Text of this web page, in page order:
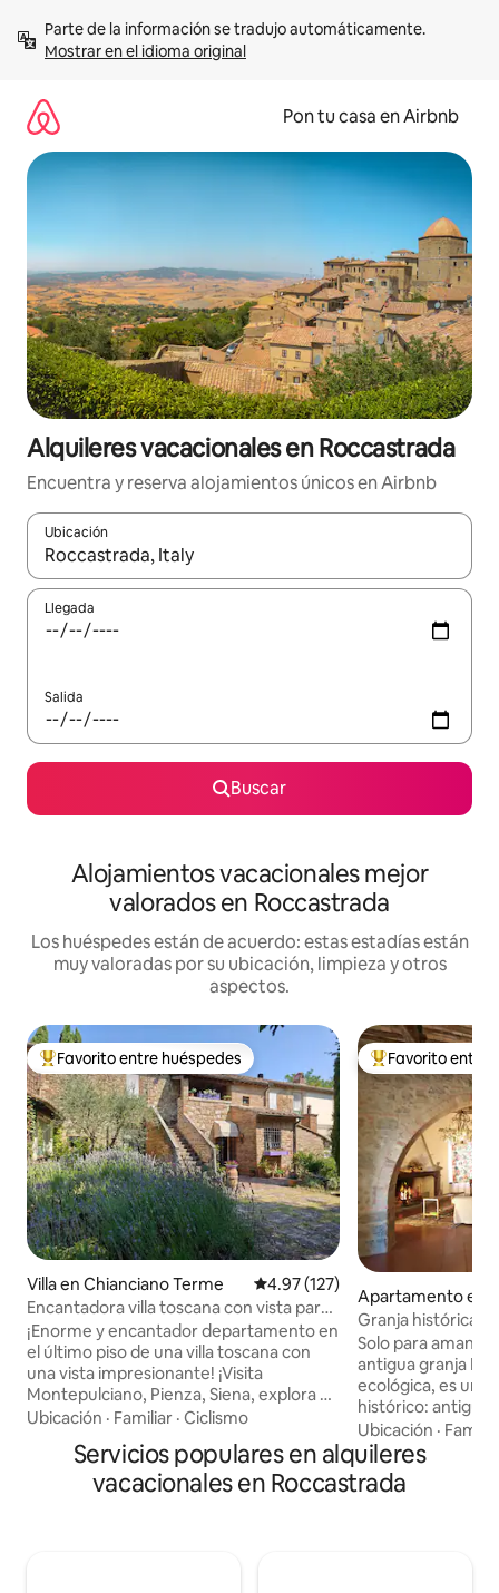
contenidoMostrar en el idioma original
Pon tu casa en Airbnb
Alquileres vacacionales en Roccastrada
Encuentra y reserva alojamientos únicos en Airbnb
Ubicación
Cuando los resultados estén disponibles, navega con las
Llegada
Salida
Buscar
Alojamientos vacacionales mejor
valorados en Roccastrada
Los huéspedes están de acuerdo: estas estadías están
muy valoradas por su ubicación, limpieza y otros
aspectos.
Favorito entre huéspedes preferido
Favorito entre huéspedes
Villa en Chianciano Terme Calificación promedio: 4.97 de
4.97 (127)
Encantadora villa toscana con vista para
familiares y amigos
¡Enorme y encantador departamento en
el último piso de una villa toscana con
una vista impresionante! ¡Visita
Montepulciano, Pienza, Siena, explora el
campo, los viñedos y las aguas termales,
eléctrica, pasea o conduce! Dos amplias
suites con camas de primera calidad y
baño privado. Sala de estar con paredes
Ubicación · Familiar · Ciclismo
Favorito entre
Favorito entre
Apartamento en
Granja histórica
Solo para
antigua granja
ecológica, es un
histórico: antigua
construida en la
calzadas
(la iglesia del
privado, que los
Ubicación ·
Servicios populares en alquileres
vacacionales en Roccastrada